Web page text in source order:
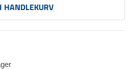
HANDLEKURV